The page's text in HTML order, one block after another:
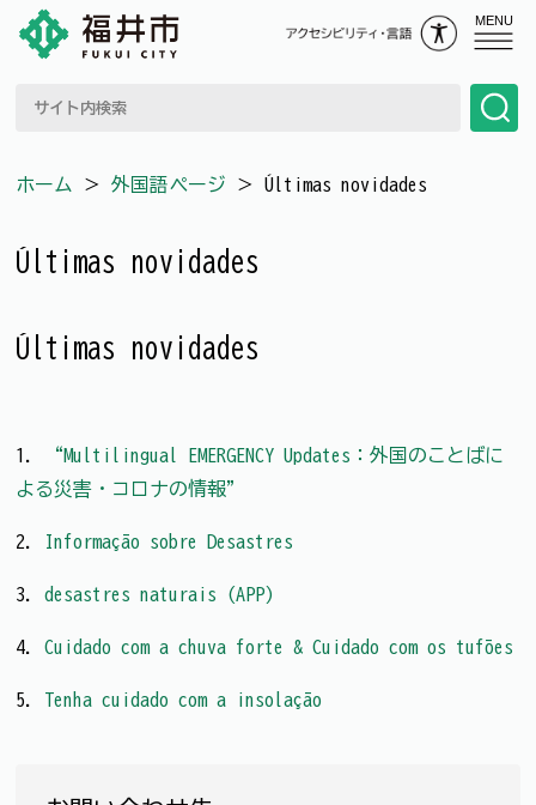
MENU
ホーム ＞ 外国語ページ ＞ Últimas novidades
Últimas novidades
Últimas novidades
1.
“Multilingual EMERGENCY Updates：外国のことばに
よる災害・コロナの情報”
2. Informação sobre Desastres
3. desastres naturais (APP)
4. Cuidado com a chuva forte & Cuidado com os tufões
5. Tenha cuidado com a insolação